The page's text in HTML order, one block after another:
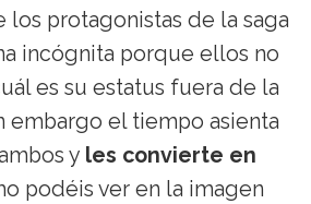
los protagonistas de la saga
incógnita porque ellos no
es su estatus fuera de la
embargo el tiempo asienta
y les convierte en
podéis ver en la imagen